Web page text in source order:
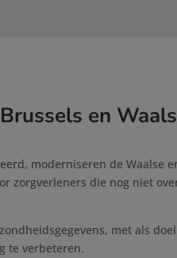
en
moderniseren de Waalse
zorgverleners die nog niet
met als
te verbeteren.